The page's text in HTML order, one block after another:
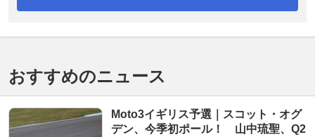
おすすめのニュース
Moto3イギリス予選｜スコット・オグ
デン、今季初ポール！ 山中琉聖、Q2